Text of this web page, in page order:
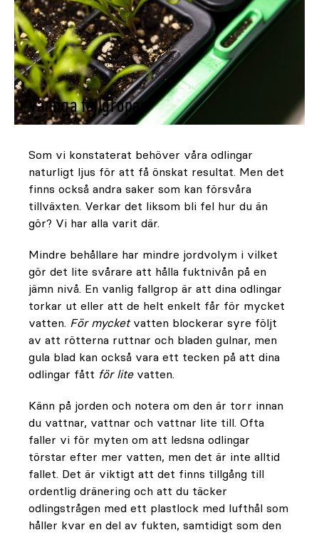
Vanliga fallgropar
Som vi konstaterat behöver våra odlingar
naturligt ljus för att få önskat resultat. Men det
finns också andra saker som kan försvåra
tillväxten. Verkar det liksom bli fel hur du än
gör? Vi har alla varit där.
Mindre behållare har mindre jordvolym i vilket
gör det lite svårare att hålla fuktnivån på en
jämn nivå. En vanlig fallgrop är att dina odlingar
torkar ut eller att de helt enkelt får för mycket
vatten. För mycketvatten blockerar syre följt
av att rötterna ruttnar och bladen gulnar, men
gula blad kan också vara ett tecken på att dina
odlingar fått för litevatten.
Känn på jorden och notera om den är torr innan
du vattnar, vattnar och vattnar lite till. Ofta
faller vi för myten om att ledsna odlingar
törstar efter mer vatten, men det är inte alltid
fallet. Det är viktigt att det finns tillgång till
ordentlig dränering och att du täcker
odlingstrågen med ett plastlock med lufthål som
håller kvar en del av fukten, samtidigt som den